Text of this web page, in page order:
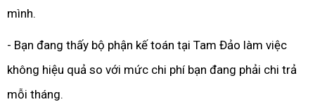
mình.
- Bạn đang thấy bộ phận kế toán tại Tam Đảo làm việc
không hiệu quả so với mức chi phí bạn đang phải chi trả
mỗi tháng.